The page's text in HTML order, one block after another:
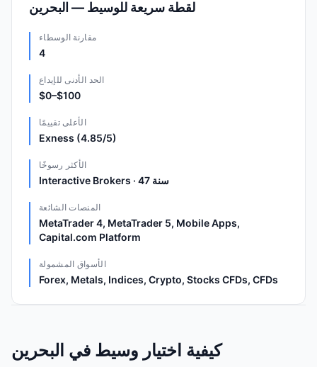
لقطة سريعة للوسيط — البحرين
مقارنة الوسطاء
4
الحد الأدنى للإيداع
$0–$100
الأعلى تقييمًا
Exness (4.85/5)
الأكثر رسوخًا
Interactive Brokers · 47 سنة
المنصات الشائعة
MetaTrader 4, MetaTrader 5, Mobile Apps,
Capital.com Platform
الأسواق المشمولة
Forex, Metals, Indices, Crypto, Stocks CFDs, CFDs
كيفية اختيار وسيط في البحرين